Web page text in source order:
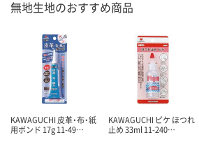
無地生地のおすすめ商品
KAWAGUCHI 皮革・布・紙
用ボンド 17g 11-49…
KAWAGUCHI ピケ ほつれ
止め 33ml 11-240…